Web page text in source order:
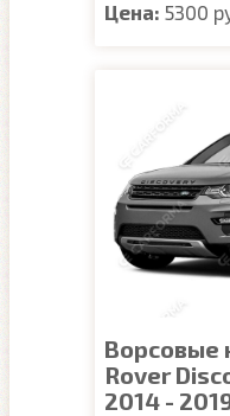
Цена: 5300
Ворсовые
Rover
2014 -